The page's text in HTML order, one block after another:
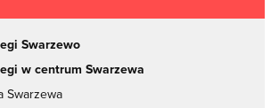
Swarzewo
w centrum Swarzewa
Swarzewa